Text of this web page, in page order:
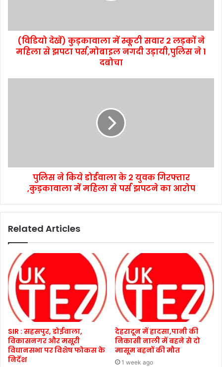
(विडियो देखें) कुड़कावाला में स्कूटी सवार 2 लड़कों ने
महिला से झपटा पर्स,मोबाइल नगदी उड़ायी,पुलिस ने 1
दबोचा
पुलिस ने किये डोईवाला के 2 युवक गिरफ्तार
,कुड़कावाला में महिला से पर्स झपटने का आरोप
Related Articles
SIR : सहसपुर, डोईवाला,
विकासनगर और मसूरी
विधानसभा पर विशेष फोकस के
निर्देश
देहरादून में हादसा,पानी की
निकासी नाली में बहने से दो
मासूम बहनों की मौत
1 week ago